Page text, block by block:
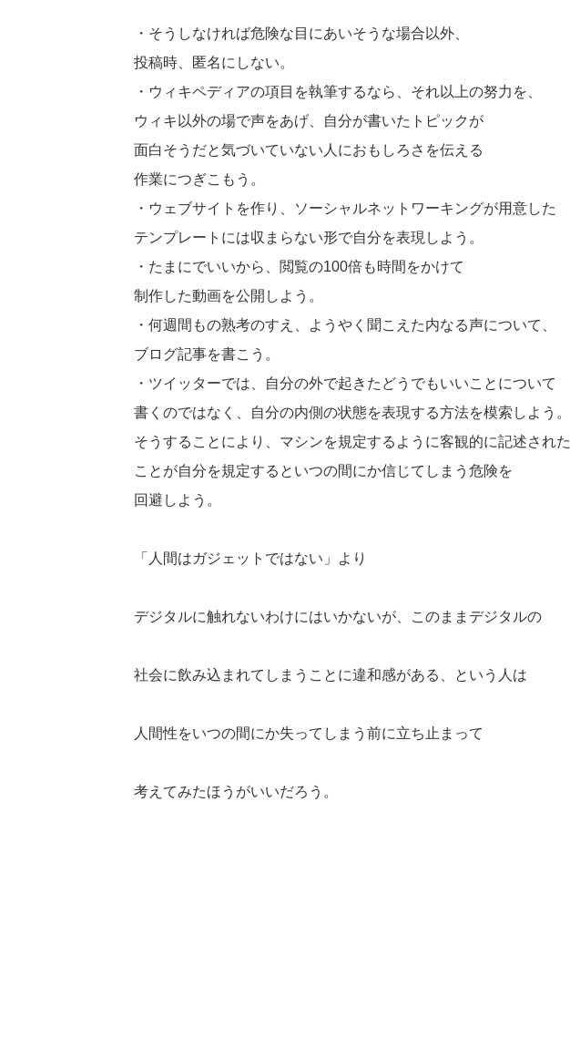
・そうしなければ危険な目にあいそうな場合以外、
投稿時、匿名にしない。
・ウィキペディアの項目を執筆するなら、それ以上の努力を、
ウィキ以外の場で声をあげ、自分が書いたトピックが
面白そうだと気づいていない人におもしろさを伝える
作業につぎこもう。
・ウェブサイトを作り、ソーシャルネットワーキングが用意した
テンプレートには収まらない形で自分を表現しよう。
・たまにでいいから、閲覧の100倍も時間をかけて
制作した動画を公開しよう。
・何週間もの熟考のすえ、ようやく聞こえた内なる声について、
ブログ記事を書こう。
・ツイッターでは、自分の外で起きたどうでもいいことについて
書くのではなく、自分の内側の状態を表現する方法を模索しよう。
そうすることにより、マシンを規定するように客観的に記述された
ことが自分を規定するといつの間にか信じてしまう危険を
回避しよう。
「人間はガジェットではない」より
デジタルに触れないわけにはいかないが、このままデジタルの
社会に飲み込まれてしまうことに違和感がある、という人は
人間性をいつの間にか失ってしまう前に立ち止まって
考えてみたほうがいいだろう。